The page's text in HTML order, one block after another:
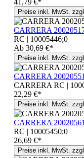
Preise inkl. MwSt.
CARRERA
RC | 10005446;0
Ab 30,69 €*
Preise inkl. MwSt.
CARRERA
CARRERA RC |
22,29 €*
Preise inkl. MwSt.
CARRERA
RC | 10005450;0
26,69 €*
Preise inkl. MwSt.